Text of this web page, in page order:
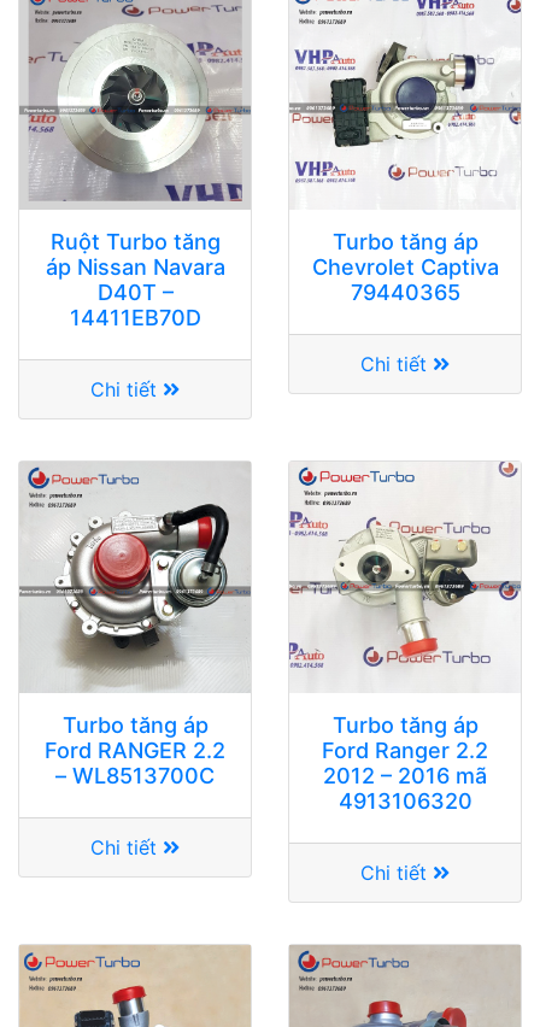
Ruột Turbo tăng
áp Nissan Navara
D40T –
14411EB70D
Chi tiết
Turbo tăng áp
Chevrolet Captiva
79440365
Chi tiết
Turbo tăng áp
Ford RANGER 2.2
– WL8513700C
Chi tiết
Turbo tăng áp
Ford Ranger 2.2
2012 – 2016 mã
4913106320
Chi tiết